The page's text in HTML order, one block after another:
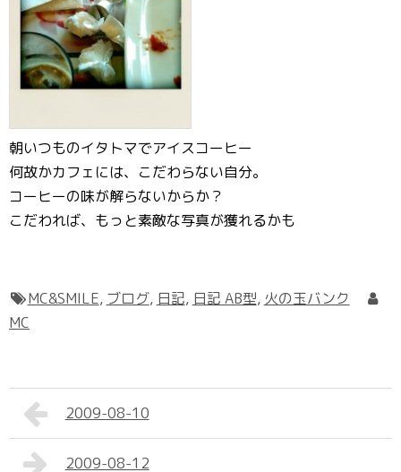
朝いつものイタトマでアイスコーヒー
何故かカフェには、こだわらない自分。
コーヒーの味が解らないからか？
こだわれば、もっと素敵な写真が獲れるかも
MC&SMILE, ブログ, 日記, 日記 AB型, 火の玉バンク
MC
2009-08-10
2009-08-12